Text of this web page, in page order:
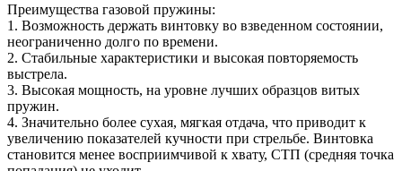
Преимущества газовой пружины:
1. Возможность держать винтовку во взведенном состоянии,
неограниченно долго по времени.
2. Стабильные характеристики и высокая повторяемость
выстрела.
3. Высокая мощность, на уровне лучших образцов витых
пружин.
4. Значительно более сухая, мягкая отдача, что приводит к
увеличению показателей кучности при стрельбе. Винтовка
становится менее восприимчивой к хвату, СТП (средняя точка